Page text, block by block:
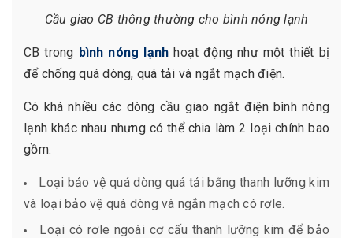
Cầu giao CB thông thường cho bình nóng lạnh
CB trong bình nóng lạnh hoạt động như một thiết bị
để chống quá dòng, quá tải và ngắt mạch điện.
Có khá nhiều các dòng cầu giao ngắt điện bình nóng
lạnh khác nhau nhưng có thể chia làm 2 loại chính bao
gồm:
Loại bảo vệ quá dòng quá tải bằng thanh lưỡng kim
và loại bảo vệ quá dòng và ngắn mạch có rơle.
Loại có rơle ngoài cơ cấu thanh lưỡng kim để bảo